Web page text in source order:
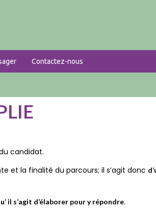
Contactez-nous
candidat.
et la finalité du parcours; il s’agit donc
il s’agit d’élaborer pour y répondre.